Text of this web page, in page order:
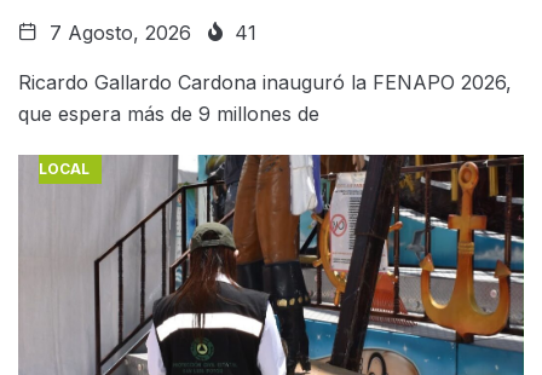
7 Agosto, 2026 41
Ricardo Gallardo Cardona inauguró la FENAPO 2026,
que espera más de 9 millones de
LOCAL